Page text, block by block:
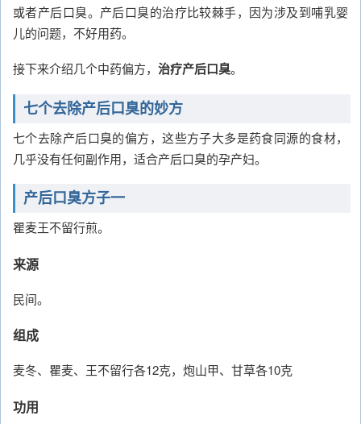
或者产后口臭。产后口臭的治疗比较棘手，因为涉及到哺乳婴
儿的问题，不好用药。
接下来介绍几个中药偏方， 治疗产后口臭。
七个去除产后口臭的妙方
七个去除产后口臭的偏方，这些方子大多是药食同源的食材，
几乎没有任何副作用，适合产后口臭的孕产妇。
产后口臭方子一
瞿麦王不留行煎。
来源
民间。
组成
麦冬、瞿麦、王不留行各12克，炮山甲、甘草各10克
功用